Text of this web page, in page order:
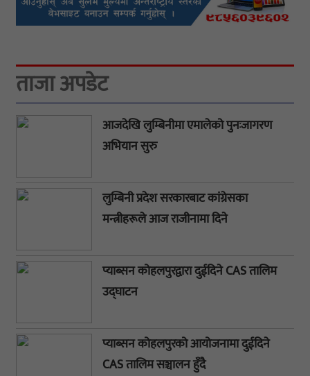
ताजा अपडेट
आजदेखि लुम्बिनीमा एमालेको पुनःजागरण
अभियान सुरु
लुम्बिनी प्रदेश सरकारबाट कांग्रेसका
मन्त्रीहरूले आज राजीनामा दिने
प्याब्सन कोहलपुरद्वारा दुईदिने CAS तालिम
उद्घाटन
प्याब्सन कोहलपुरको आयोजनामा दुईदिने
CAS तालिम सञ्चालन हुँदै